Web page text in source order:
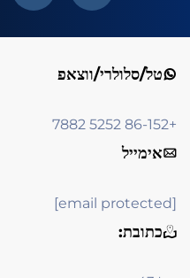
טל/סלולרי/ווצאפ
+86-152 5252 7882
אימייל
[email protected]
כתובת: